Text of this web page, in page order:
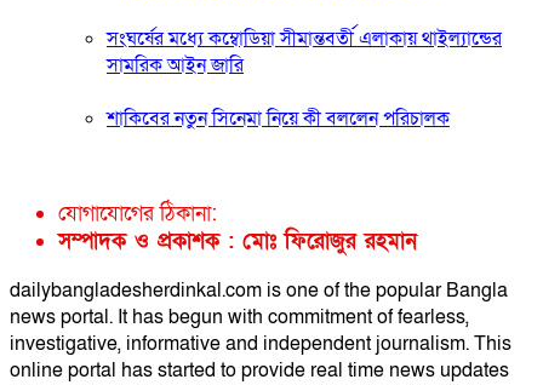
সংঘর্ষের মধ্যে কম্বোডিয়া সীমান্তবর্তী এলাকায় থাইল্যান্ডের
সামরিক আইন জারি
শাকিবের নতুন সিনেমা নিয়ে কী বললেন পরিচালক
যোগাযোগের ঠিকানা:
সম্পাদক ও প্রকাশক : মোঃ ফিরোজুর রহমান
dailybangladesherdinkal.com is one of the popular Bangla
news portal. It has begun with commitment of fearless,
investigative, informative and independent journalism. This
online portal has started to provide real time news updates